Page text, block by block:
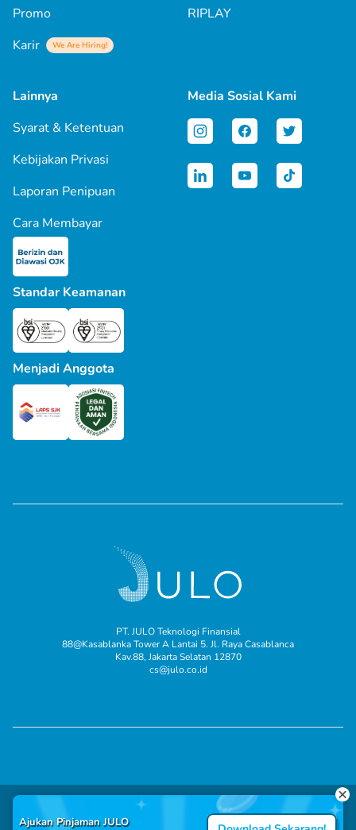
Promo
Karir
We Are Hiring!
RIPLAY
Lainnya
Syarat & Ketentuan
Kebijakan Privasi
Laporan Penipuan
Cara Membayar
Media Sosial Kami
Standar Keamanan
Menjadi Anggota
PT. JULO Teknologi Finansial
88@Kasablanka Tower A Lantai 5. Jl. Raya Casablanca
Kav.88, Jakarta Selatan 12870
cs@julo.co.id
Ajukan Pinjaman JULO
© 2025 JULO adalah merek milik PT. JULO Teknologi Finansial.